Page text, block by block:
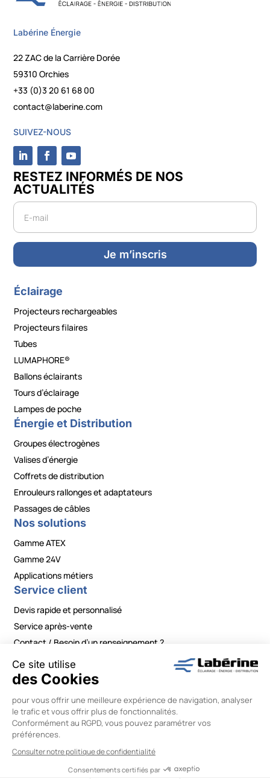
Labérine Énergie
22 ZAC de la Carrière Dorée
59310 Orchies
+33 (0)3 20 61 68 00
contact@laberine.com
SUIVEZ-NOUS
RESTEZ INFORMÉS DE NOS
ACTUALITÉS
Newsletter
Je m’inscris
Éclairage
Projecteurs rechargeables
Projecteurs filaires
Tubes
LUMAPHORE®
Ballons éclairants
Tours d’éclairage
Lampes de poche
Énergie et Distribution
Groupes électrogènes
Valises d’énergie
Coffrets de distribution
Enrouleurs rallonges et adaptateurs
Passages de câbles
Nos solutions
Gamme ATEX
Gamme 24V
Applications métiers
Service client
Devis rapide et personnalisé
Service après-vente
Contact / Besoin d’un renseignement ?
Mentions légales |Politiques de confidentialité
Conditions générales de vente|
Modifier vos préférences en matière de cookies
Labérine Énergie © 2026 –Réalisation Wiboo